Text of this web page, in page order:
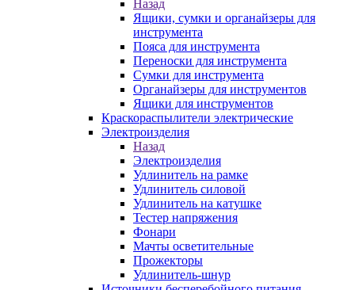
Назад
Ящики, сумки и органайзеры для
инструмента
Пояса для инструмента
Переноски для инструмента
Сумки для инструмента
Органайзеры для инструментов
Ящики для инструментов
Краскораспылители электрические
Электроизделия
Назад
Электроизделия
Удлинитель на рамке
Удлинитель силовой
Удлинитель на катушке
Тестер напряжения
Фонари
Мачты осветительные
Прожекторы
Удлинитель-шнур